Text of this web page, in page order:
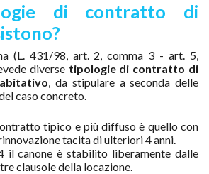
di contratto di
(L. 431/98, art. 2, comma 3 - art. 5,
diverse tipologie di contratto di
, da stipulare a seconda delle
caso concreto.
tipico e più diffuso è quello con
tacita di ulteriori 4 anni.
il canone è stabilito liberamente dalle
clausole della locazione.